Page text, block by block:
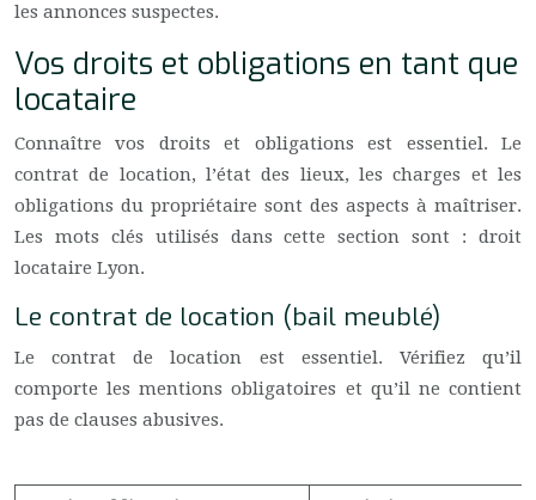
les annonces suspectes.
Vos droits et obligations en tant que
locataire
Connaître vos droits et obligations est essentiel. Le
contrat de location, l’état des lieux, les charges et les
obligations du propriétaire sont des aspects à maîtriser.
Les mots clés utilisés dans cette section sont : droit
locataire Lyon.
Le contrat de location (bail meublé)
Le contrat de location est essentiel. Vérifiez qu’il
comporte les mentions obligatoires et qu’il ne contient
pas de clauses abusives.